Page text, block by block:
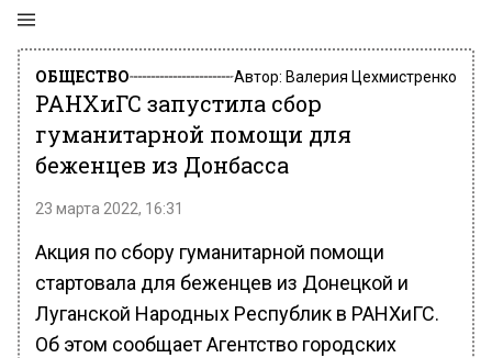
ОБЩЕСТВО Автор: Валерия Цехмистренко
РАНХиГС запустила сбор
гуманитарной помощи для
беженцев из Донбасса
23 марта 2022, 16:31
Акция по сбору гуманитарной помощи
стартовала для беженцев из Донецкой и
Луганской Народных Республик в РАНХиГС.
Об этом сообщает Агентство городских